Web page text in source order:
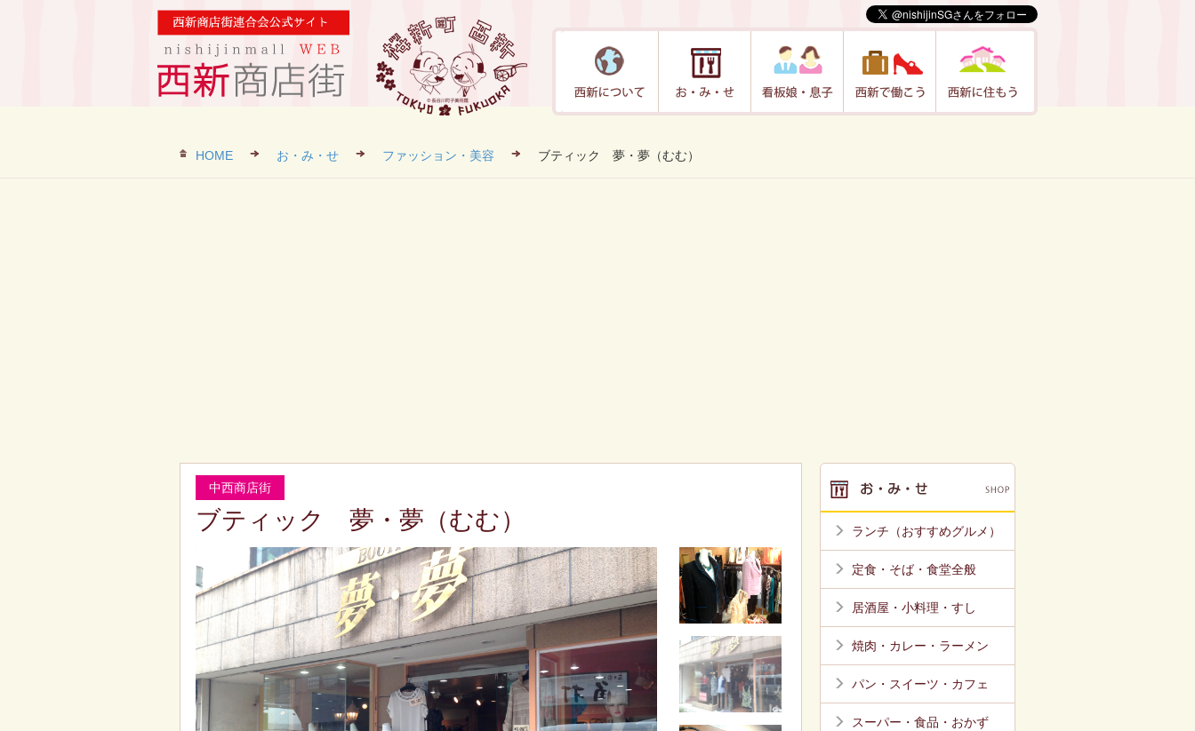
HOME お・み・せ ファッション・美容 ブティック 夢・夢（むむ）
中西商店街
ブティック 夢・夢（むむ） ランチ（おすすめグルメ）
定食・そば・食堂全般
居酒屋・小料理・すし
焼肉・カレー・ラーメン
パン・スイーツ・カフェ
スーパー・食品・おかず